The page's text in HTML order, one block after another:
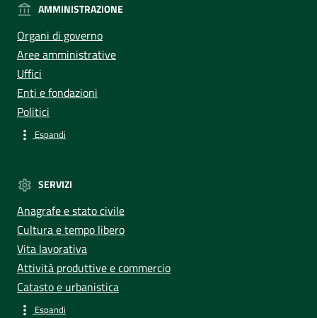
AMMINISTRAZIONE
Organi di governo
Aree amministrative
Uffici
Enti e fondazioni
Politici
Espandi
SERVIZI
Anagrafe e stato civile
Cultura e tempo libero
Vita lavorativa
Attività produttive e commercio
Catasto e urbanistica
Espandi